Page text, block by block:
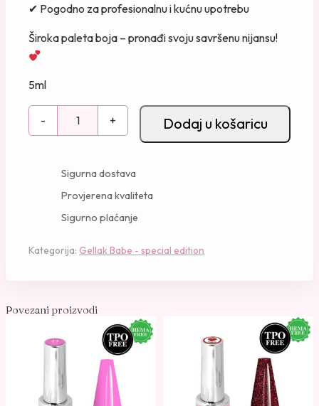
✔ Pogodno za profesionalnu i kućnu upotrebu
Široka paleta boja – pronađi svoju savršenu nijansu!
5ml
-
G
e
5
l
+ Dodaj u košaricu
Sigurna dostava
Provjerena kvaliteta
Sigurno plaćanje
Kategorija: Gellak Babe - special edition
Povezani proizvodi